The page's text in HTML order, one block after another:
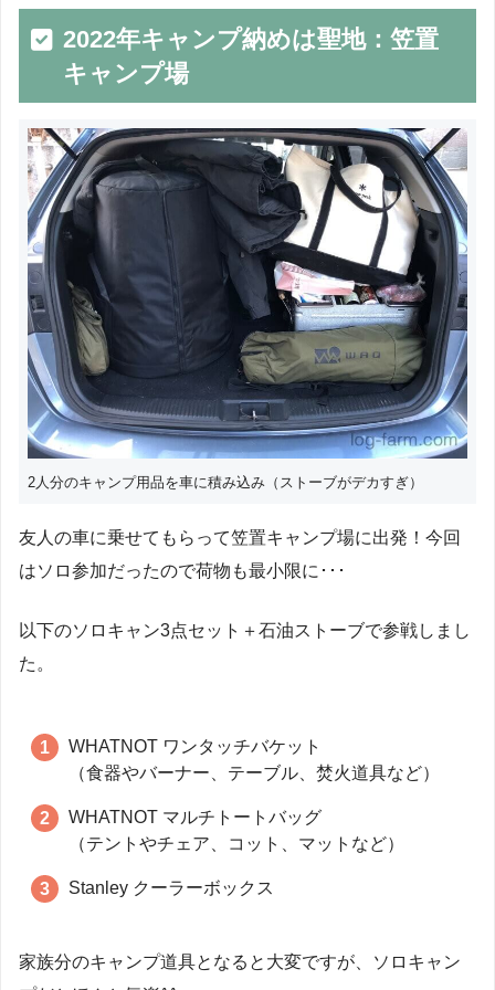
2022年キャンプ納めは聖地：笠置
キャンプ場
2人分のキャンプ用品を車に積み込み（ストーブがデカすぎ）
友人の車に乗せてもらって笠置キャンプ場に出発！今回
はソロ参加だったので荷物も最小限に･･･
以下のソロキャン3点セット＋石油ストーブで参戦しまし
た。
WHATNOT ワンタッチバケット
（食器やバーナー、テーブル、焚火道具など）
WHATNOT マルチトートバッグ
（テントやチェア、コット、マットなど）
Stanley クーラーボックス
家族分のキャンプ道具となると大変ですが、ソロキャン